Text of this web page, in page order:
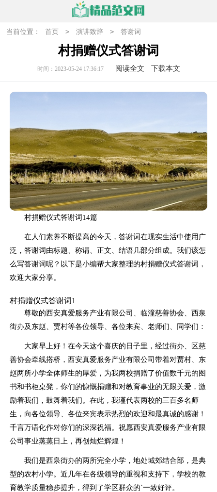
当前位置： 首页 > 演讲致辞 > 答谢词
村捐赠仪式答谢词
时间：2023-05-24 17:36:17 阅读全文 下载本文
村捐赠仪式答谢词14篇
在人们素养不断提高的今天，答谢词在现实生活中使用广
泛，答谢词由标题、称谓、正文、结语几部分组成。我们该怎
么写答谢词呢？以下是小编帮大家整理的村捐赠仪式答谢词，
欢迎大家分享。
村捐赠仪式答谢词1
尊敬的西安真爱服务产业有限公司、临潼慈善协会、西泉
街办及东赵、贾村等各位领导、各位来宾、老师们、同学们：
大家早上好！在今天这个喜庆的日子里，经过街办、区慈
善协会牵线搭桥，西安真爱服务产业有限公司带着对贾村、东
赵两所小学全体师生的厚爱，为我两校捐赠了价值数千元的图
书和书柜桌凳，你们的慷慨捐赠和对教育事业的无限关爱，激
励着我们，鼓舞着我们。在此，我谨代表两校的三百多名师
生，向各位领导、各位来宾表示热烈的欢迎和最真诚的感谢！
千言万语化作对你们的深深祝福。祝愿西安真爱服务产业有限
公司事业蒸蒸日上，再创灿烂辉煌！
我们是西泉街办的两所完全小学，地处城郊结合部，是典
型的农村小学。近几年在各级领导的重视和支持下，学校的教
育教学质量稳步提升，得到了学区群众的`一致好评。